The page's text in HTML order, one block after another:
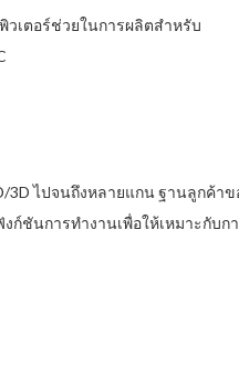
วเตอร์ช่วยในการผลิตสำหรับ
3D ไปจนถึงหลายแกน ฐานลูกค้
ชันการทำงานเพื่อให้เหมาะกับก